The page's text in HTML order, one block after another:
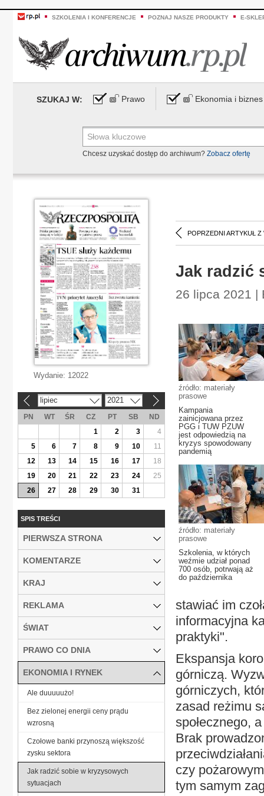
SZKOLENIA I KONFERENCJE POZNAJ NASZE PRODUKTY E-
SZUKAJ W: Prawo Ekonomia i biznes
Chcesz uzyskać dostęp do archiwum? Zobacz ofertę
POPRZEDNI ARTYKUŁ Z
Jak radzić
26 lipca 2021 |
źródło: materiały
prasowe
Kampania
zainicjowana przez
PGG i TUW PZUW
jest odpowiedzią na
kryzys spowodowany
pandemią
źródło: materiały
prasowe
Szkolenia, w których
weźmie udział ponad
700 osób, potrwają aż
do października
stawiać im
informacyjna
praktyki".
Ekspansja
górniczą.
górniczych,
zasad reżimu
społecznego,
Brak
czy
tym samym
Wydanie: 12022
lipiec 2021
PN WT ŚR CZ PT SB
ND
1
2 3
4
5
6 7 8 9 10
11
12
13 14 15 16 17
18
19
20 21 22 23 24
25
26
27 28 29 30 31
SPIS TREŚCI
PIERWSZA STRONA
KOMENTARZE
KRAJ
REKLAMA
ŚWIAT
PRAWO CO DNIA
EKONOMIA I RYNEK
Ale duuuuużo!
Bez zielonej energii ceny prądu
wzrosną
Czołowe banki przynoszą większość
zysku sektora
Jak radzić sobie w kryzysowych
sytuacjach